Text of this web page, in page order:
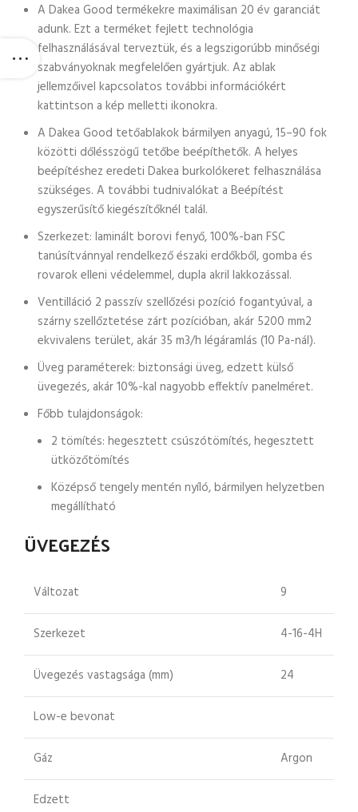
A Dakea Good termékekre maximálisan 20 év garanciát
adunk. Ezt a terméket fejlett technológia
felhasználásával terveztük, és a legszigorúbb minőségi
szabványoknak megfelelően gyártjuk. Az ablak
jellemzőivel kapcsolatos további információkért
kattintson a kép melletti ikonokra.
A Dakea Good tetőablakok bármilyen anyagú, 15–90 fok
közötti dőlésszögű tetőbe beépíthetők. A helyes
beépítéshez eredeti Dakea burkolókeret felhasználása
szükséges. A további tudnivalókat a Beépítést
egyszerűsítő kiegészítőknél talál.
Szerkezet: laminált borovi fenyő, 100%-ban FSC
tanúsítvánnyal rendelkező északi erdőkből, gomba és
rovarok elleni védelemmel, dupla akril lakkozással.
Ventilláció 2 passzív szellőzési pozíció fogantyúval, a
szárny szellőztetése zárt pozícióban, akár 5200 mm2
ekvivalens terület, akár 35 m3/h légáramlás (10 Pa-nál).
Üveg paraméterek: biztonsági üveg, edzett külső
üvegezés, akár 10%-kal nagyobb effektív panelméret.
Főbb tulajdonságok:
2 tömítés: hegesztett csúszótömítés, hegesztett
ütközőtömítés
Középső tengely mentén nyíló, bármilyen helyzetben
megállítható
ÜVEGEZÉS
Változat 9
Szerkezet 4-16-4H
Üvegezés vastagsága (mm) 24
Low-e bevonat
Gáz Argon
Edzett